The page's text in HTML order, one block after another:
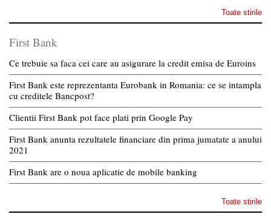
Toate stirile
First Bank
Ce trebuie sa faca cei care au asigurare la credit emisa de Euroins
First Bank este reprezentanta Eurobank in Romania: ce se intampla
cu creditele Bancpost?
Clientii First Bank pot face plati prin Google Pay
First Bank anunta rezultatele financiare din prima jumatate a anului
2021
First Bank are o noua aplicatie de mobile banking
Toate stirile